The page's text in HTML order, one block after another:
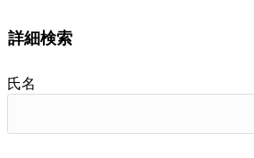
詳細検索
氏名